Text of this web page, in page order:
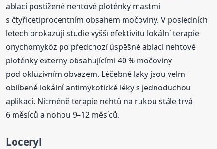
ablací postižené nehtové ploténky mastmi
s čtyřicetiprocentním obsahem močoviny. V posledních
letech prokazují studie vyšší efektivitu lokální terapie
onychomykóz po předchozí úspěšné ablaci nehtové
ploténky externy obsahujícími 40 % močoviny
pod okluzivním obvazem. Léčebné laky jsou velmi
oblíbené lokální antimykotické léky s jednoduchou
aplikací. Nicméně terapie nehtů na rukou stále trvá
6 měsíců a nohou 9–12 měsíců.
Loceryl